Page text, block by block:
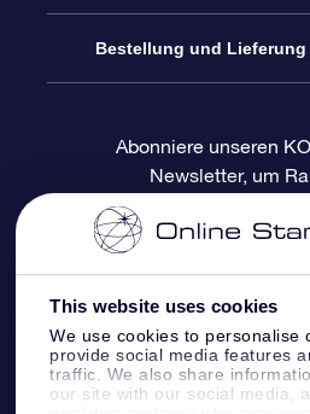
This website uses cookies
We use cookies to personalise
provide social media features
traffic. We also share
our site with our social media,
Blog
Bewertungen
OSR-Geschenkpaket
OSR-Geschenkgutschein
Firmengeschenke
Sternregister
Personalisierte Sternseite
One Million Stars
OSR-Starsaver
VR-App „Fliege mich zu
Bestellung und Lieferung
Zahlungsinformationen
Versandinformationen
Rückgaberecht
Sternbilder
Abonniere unseren
Newsletter, um